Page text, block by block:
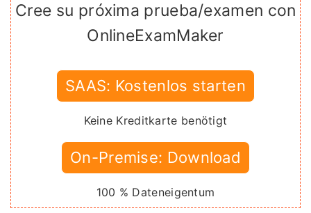
Cree su próxima prueba/examen con
OnlineExamMaker
SAAS: Kostenlos starten
Keine Kreditkarte benötigt
On-Premise: Download
100 % Dateneigentum